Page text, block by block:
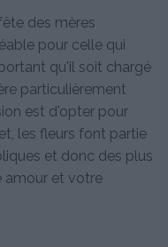
des mères
pour celle qui
qu'il soit chargé
particulièrement
est d'opter pour
les fleurs font partie
et donc des plus
amour et votre